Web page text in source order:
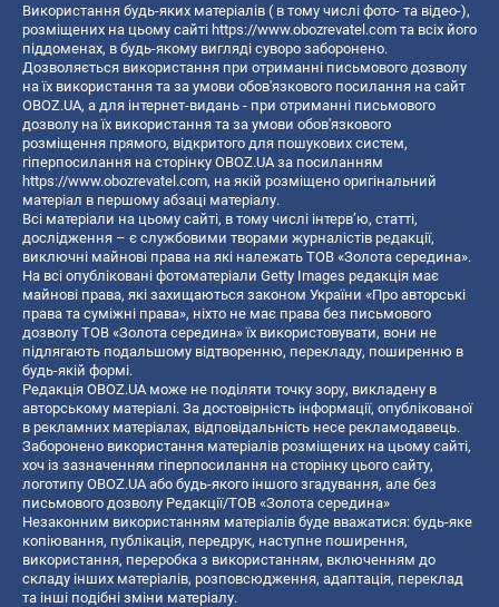
Використання будь-яких матеріалів ( в тому числі фото- та відео-),
розміщених на цьому сайті https://www.obozrevatel.com та всіх його
піддоменах, в будь-якому вигляді суворо заборонено.
Дозволяється використання при отриманні письмового дозволу
на їх використання та за умови обов'язкового посилання на сайт
OBOZ.UA, а для інтернет-видань - при отриманні письмового
дозволу на їх використання та за умови обов'язкового
розміщення прямого, відкритого для пошукових систем,
гіперпосилання на сторінку OBOZ.UA за посиланням
https://www.obozrevatel.com, на якій розміщено оригінальний
матеріал в першому абзаці матеріалу.
Всі матеріали на цьому сайті, в тому числі інтерв’ю, статті,
дослідження – є службовими творами журналістів редакції,
виключні майнові права на які належать ТОВ «Золота середина».
На всі опубліковані фотоматеріали Getty Images редакція має
майнові права, які захищаються законом України «Про авторські
права та суміжні права», ніхто не має права без письмового
дозволу ТОВ «Золота середина» їх використовувати, вони не
підлягають подальшому відтворенню, перекладу, поширенню в
будь-якій формі.
Редакція OBOZ.UA може не поділяти точку зору, викладену в
авторському матеріалі. За достовірність інформації, опублікованої
в рекламних матеріалах, відповідальність несе рекламодавець.
Заборонено використання матеріалів розміщених на цьому сайті,
хоч із зазначенням гіперпосилання на сторінку цього сайту,
логотипу OBOZ.UA або будь-якого іншого згадування, але без
письмового дозволу Редакції/ТОВ «Золота середина»
Незаконним використанням матеріалів буде вважатися: будь-яке
копiювання, публiкацiя, передрук, наступне поширення,
використання, переробка з використанням, включенням до
складу інших матеріалів, розповсюдження, адаптація, переклад
та інші подібні зміни матеріалу.